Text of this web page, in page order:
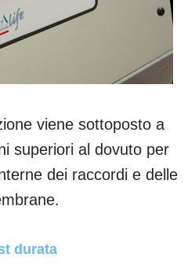
viene sottoposto a
superiori al dovuto per
dei raccordi e delle
durata